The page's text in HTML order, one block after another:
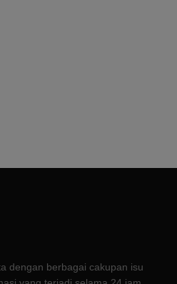
dengan berbagai cakupan isu